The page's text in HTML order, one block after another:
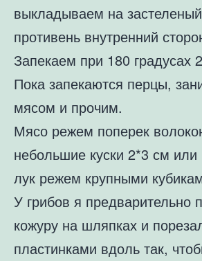
выкладываем на
противень внутренний
Запекаем при 180 градусах
Пока запекаются перцы,
мясом и прочим.
Мясо режем поперек
небольшие куски 2*3 см или
лук режем крупными
У грибов я предварительно
кожуру на шляпках и
пластинками вдоль так,